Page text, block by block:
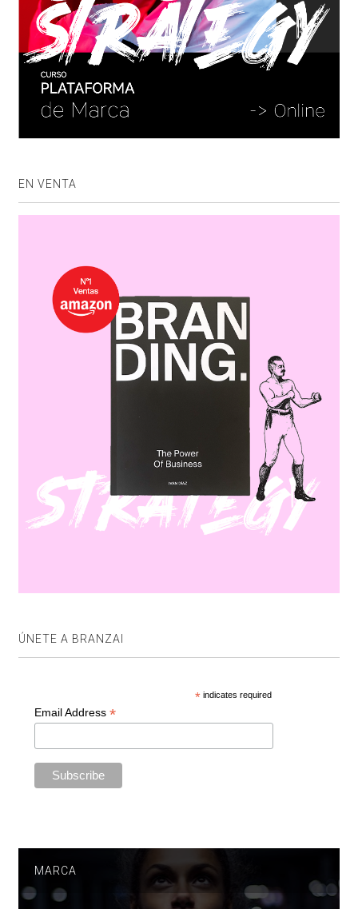
EN VENTA
ÚNETE A BRANZAI
* indicates required
Email Address *
MARCA